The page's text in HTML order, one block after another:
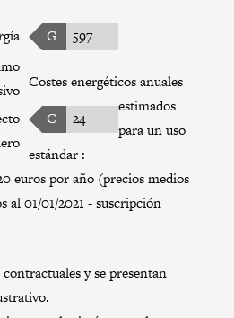
G
597
C 24
Costes energéticos anuales
estimados
para un uso
estándar :
euros por año (precios medios
al 01/01/2021 - suscripción
y se presentan